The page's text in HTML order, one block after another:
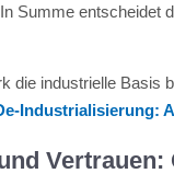
Summe entscheidet
die industrielle
Industrialisierung: